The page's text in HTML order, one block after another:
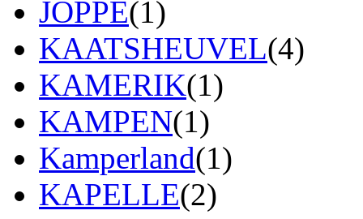
JOPPE(1)
KAATSHEUVEL(4)
KAMERIK(1)
KAMPEN(1)
Kamperland(1)
KAPELLE(2)